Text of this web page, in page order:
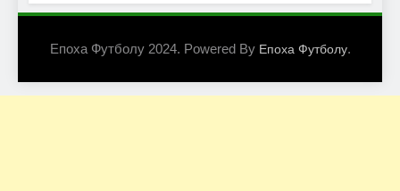
Епоха Футболу 2024. Powered By Епоха Футболу.